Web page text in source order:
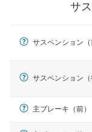
サ
サスペンション（
サスペンション（
主ブレーキ（前）